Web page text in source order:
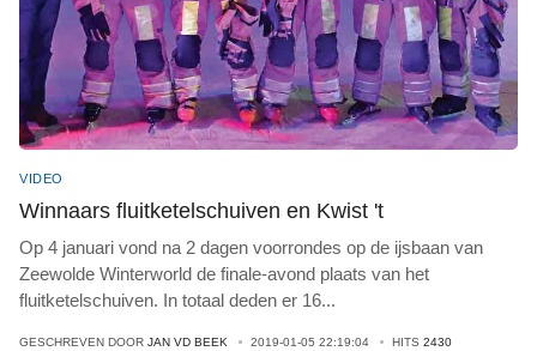
VIDEO
Winnaars fluitketelschuiven en Kwist 't
Op 4 januari vond na 2 dagen voorrondes op de ijsbaan van
Zeewolde Winterworld de finale-avond plaats van het
fluitketelschuiven. In totaal deden er 16...
GESCHREVEN DOOR JAN VD BEEK 2019-01-05 22:19:04 HITS 2430